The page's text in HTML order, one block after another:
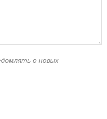
о новых